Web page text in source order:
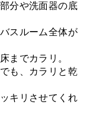
分や洗面器の底
スルーム全体が
までカラリ。
も、カラリと乾
キリさせてくれ